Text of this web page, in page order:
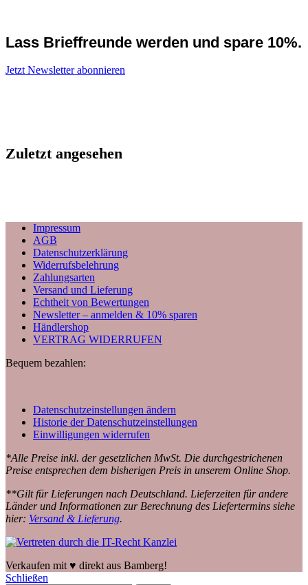
Lass Brieffreunde werden und spare 10%.
Jetzt Newsletter abonnieren
Zuletzt angesehen
Impressum
AGB
Datenschutzerklärung
Widerrufsbelehrung
Zahlungsarten
Versand und Lieferung
Echtheit von Bewertungen
Newsletter – anmelden & 10% sparen
Händlershop
VERTRAG WIDERRUFEN
Bequem bezahlen:
Datenschutzeinstellungen ändern
Historie der Datenschutzeinstellungen
Einwilligungen widerrufen
*Alle Preise inkl. der gesetzlichen MwSt. Die durchgestrichenen
Preise entsprechen dem bisherigen Preis in unserem Online Shop.
**Gilt für Lieferungen nach Deutschland. Lieferzeiten für andere
Länder und Informationen zur Berechnung des Liefertermins siehe
hier: Versand & Lieferung.
Verkaufen mit ♥️ direkt aus Bamberg!
Schließen